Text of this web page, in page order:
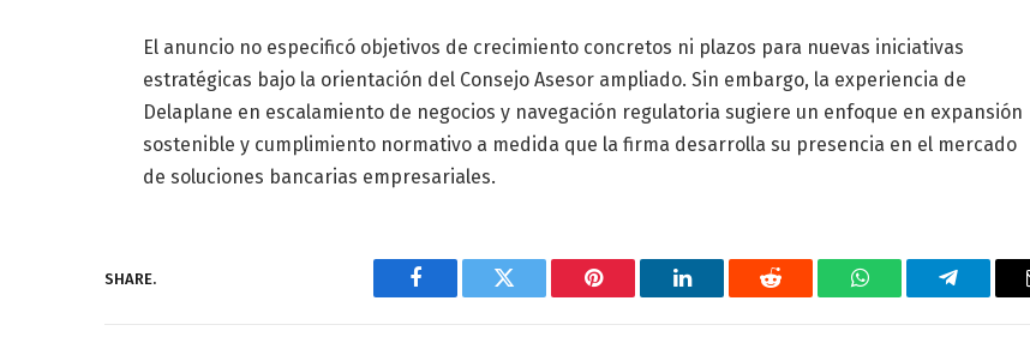
El anuncio no especificó objetivos de crecimiento concretos ni plazos para nuevas iniciativas
estratégicas bajo la orientación del Consejo Asesor ampliado. Sin embargo, la experiencia de
Delaplane en escalamiento de negocios y navegación regulatoria sugiere un enfoque en expansión
sostenible y cumplimiento normativo a medida que la firma desarrolla su presencia en el mercado
de soluciones bancarias empresariales.
SHARE.
Facebook Twitter Pinterest LinkedIn Reddit WhatsAppTelegram